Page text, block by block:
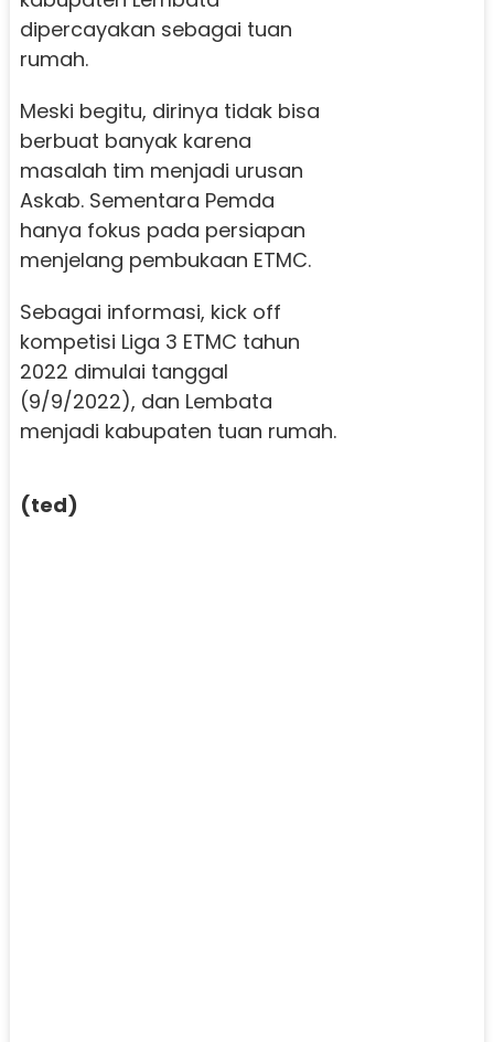
dipercayakan sebagai tuan
rumah.
Meski begitu, dirinya tidak bisa
berbuat banyak karena
masalah tim menjadi urusan
Askab. Sementara Pemda
hanya fokus pada persiapan
menjelang pembukaan ETMC.
Sebagai informasi, kick off
kompetisi Liga 3 ETMC tahun
2022 dimulai tanggal
(9/9/2022), dan Lembata
menjadi kabupaten tuan rumah.
(ted)